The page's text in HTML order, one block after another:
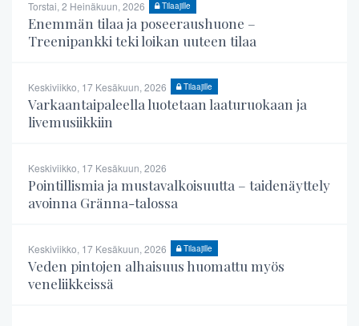
Torstai, 2 Heinäkuun, 2026 Tilaajille
Enemmän tilaa ja poseeraushuone –
Treenipankki teki loikan uuteen tilaa
Keskiviikko, 17 Kesäkuun, 2026 Tilaajille
Varkaantaipaleella luotetaan laaturuokaan ja
livemusiikkiin
Keskiviikko, 17 Kesäkuun, 2026
Pointillismia ja mustavalkoisuutta – taidenäyttely
avoinna Gränna-talossa
Keskiviikko, 17 Kesäkuun, 2026 Tilaajille
Veden pintojen alhaisuus huomattu myös
veneliikkeissä